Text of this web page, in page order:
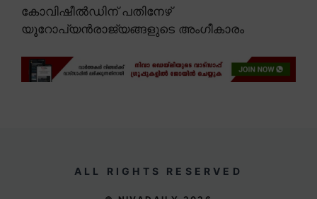
കോവിഷീൽഡിന് പതിനേഴ്
യൂറോപ്യൻരാജ്യങ്ങളുടെ അംഗീകാരം
ALL RIGHTS RESERVED